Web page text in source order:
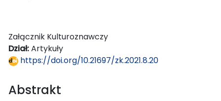
Załącznik Kulturoznawczy
Dział:Artykuły
https://doi.org/10.21697/zk.2021.8.20
Abstrakt